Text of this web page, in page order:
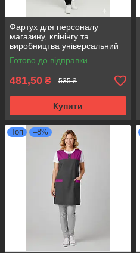
Фартух для персоналу
магазину, клінінгу та
виробництва універсальний
розмір оливковий
Готово до відправки
481,50 ₴ 535 ₴
Купити
Топ –8%